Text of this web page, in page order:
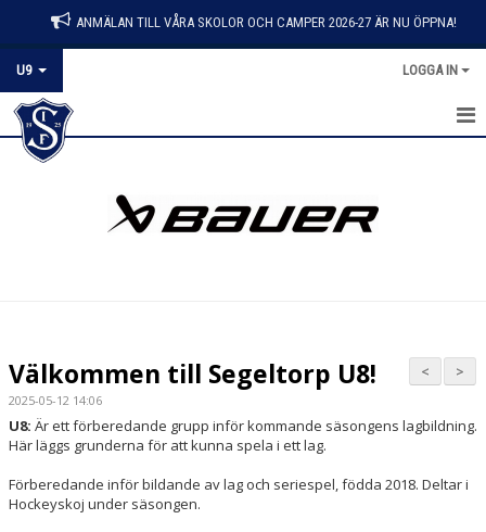
ANMÄLAN TILL VÅRA SKOLOR OCH CAMPER 2026-27 ÄR NU ÖPPNA!
U9 LOGGA IN
HEM
BILDGALLERI
DOKUMENT
KONTAKT
>
<
Välkommen till Segeltorp U8!
2025-05-12 14:06
U8: Är ett förberedande grupp inför kommande säsongens lagbildning.
Här läggs grunderna för att kunna spela i ett lag.
Förberedande inför bildande av lag och seriespel, födda 2018. Deltar i
Hockeyskoj under säsongen.